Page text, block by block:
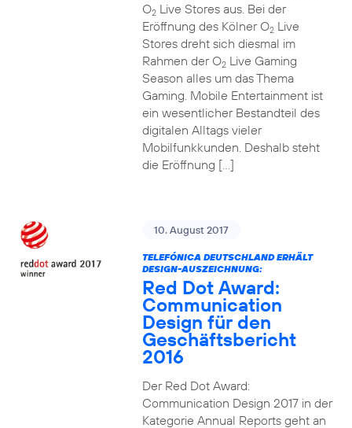
O2Live Stores aus. Bei der
Eröffnung des Kölner O2Live
Stores dreht sich diesmal im
Rahmen der O2Live Gaming
Season alles um das Thema
Gaming. Mobile Entertainment ist
ein wesentlicher Bestandteil des
digitalen Alltags vieler
Mobilfunkkunden. Deshalb steht
die Eröffnung […]
10. August 2017
TELEFÓNICA DEUTSCHLAND ERHÄLT
DESIGN-AUSZEICHNUNG:
Red Dot Award:
Communication
Design für den
Geschäftsbericht
2016
Der Red Dot Award:
Communication Design 2017 in der
Kategorie Annual Reports geht an